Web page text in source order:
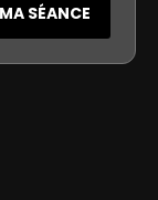
SÉANCE